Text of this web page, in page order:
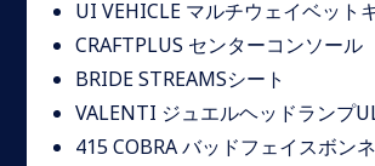
UI VEHICLE マルチウェイベット
CRAFTPLUS センターコンソール
BRIDE STREAMSシート
VALENTI ジュエルヘッドランプ
415 COBRA バッドフェイスボン